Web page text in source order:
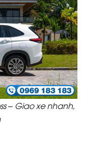
– Giao xe nhanh,